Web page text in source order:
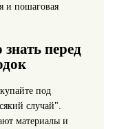
и пошаговая
перед
под
случай".
материалы и